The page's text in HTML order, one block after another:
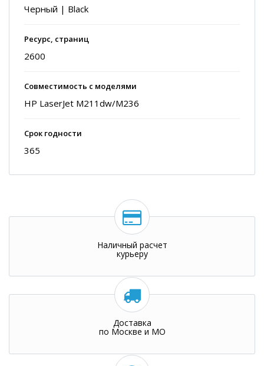
Черный | Black
Ресурс, страниц
2600
Совместимость с моделями
HP LaserJet M211dw/M236
Срок годности
365
Наличный расчет
курьеру
Доставка
по Москве и МО